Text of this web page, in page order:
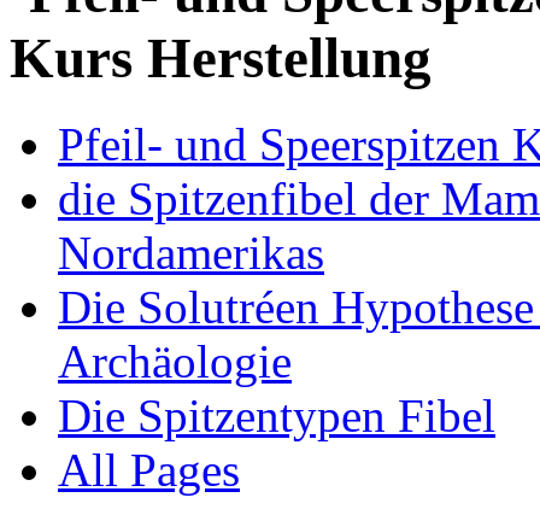
Pfeil- und Speerspitzen
die Spitzenfibel der
Nordamerikas
Die Solutréen
Archäologie
Die Spitzentypen Fibel
All Pages